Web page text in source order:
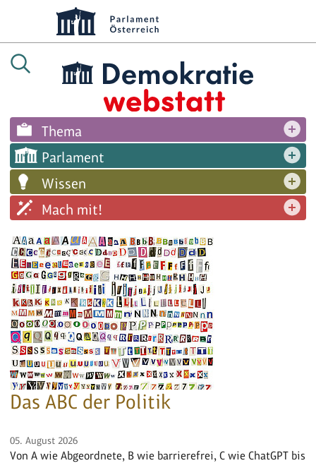
Thema
Parlament
Wissen
Mach mit!
Das ABC der Politik
05. August 2026
Von A wie Abgeordnete, B wie barrierefrei, C wie ChatGPT bis